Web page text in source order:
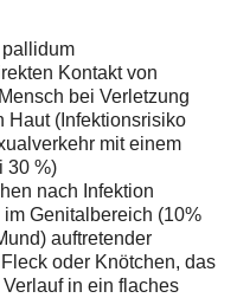
Kontakt von
bei Verletzung
Haut (Infektionsrisiko
mit einem
30 %)
nach Infektion
Genitalbereich (10%
auftretender
oder Knötchen, das
in ein flaches